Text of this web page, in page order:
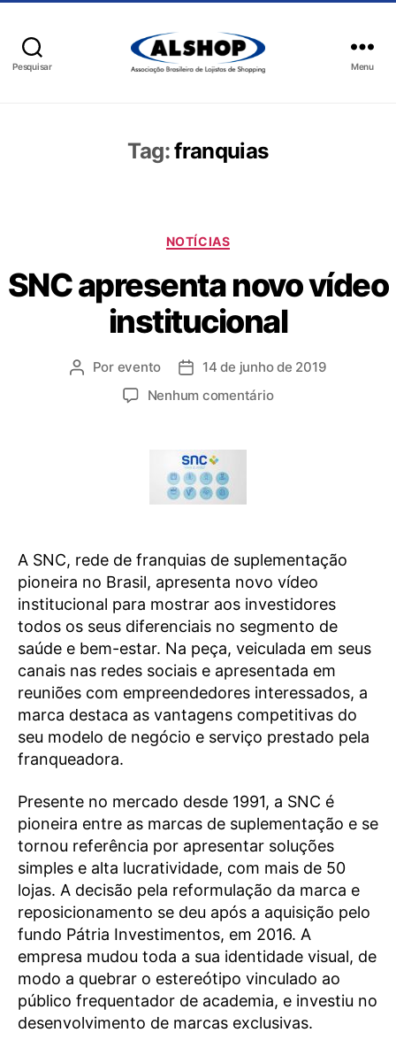
Pesquisar Menu
Tag:franquias
NOTÍCIAS
SNC apresenta novo vídeo
institucional
Por evento
14 de junho de 2019
Nenhum comentário
A SNC, rede de franquias de suplementação
pioneira no Brasil, apresenta novo vídeo
institucional para mostrar aos investidores
todos os seus diferenciais no segmento de
saúde e bem-estar. Na peça, veiculada em seus
canais nas redes sociais e apresentada em
reuniões com empreendedores interessados, a
marca destaca as vantagens competitivas do
seu modelo de negócio e serviço prestado pela
franqueadora.
Presente no mercado desde 1991, a SNC é
pioneira entre as marcas de suplementação e se
tornou referência por apresentar soluções
simples e alta lucratividade, com mais de 50
lojas. A decisão pela reformulação da marca e
reposicionamento se deu após a aquisição pelo
fundo Pátria Investimentos, em 2016. A
empresa mudou toda a sua identidade visual, de
modo a quebrar o estereótipo vinculado ao
público frequentador de academia, e investiu no
desenvolvimento de marcas exclusivas.